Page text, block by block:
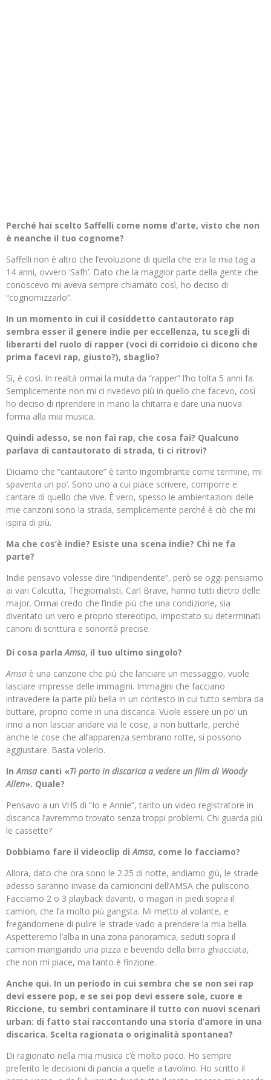
Perché hai scelto Saffelli come nome d’arte, visto che non
è neanche il tuo cognome?
Saffelli non è altro che l’evoluzione di quella che era la mia tag a
14 anni, ovvero ‘Safh’. Dato che la maggior parte della gente che
conoscevo mi aveva sempre chiamato così, ho deciso di
“cognomizzarlo”.
In un momento in cui il cosiddetto cantautorato rap
sembra esser il genere indie per eccellenza, tu scegli di
liberarti del ruolo di rapper (voci di corridoio ci dicono che
prima facevi rap, giusto?), sbaglio?
Sì, è così. In realtà ormai la muta da “rapper” l’ho tolta 5 anni fa.
Semplicemente non mi ci rivedevo più in quello che facevo, così
ho deciso di riprendere in mano la chitarra e dare una nuova
forma alla mia musica.
Quindi adesso, se non fai rap, che cosa fai? Qualcuno
parlava di cantautorato di strada, ti ci ritrovi?
Diciamo che “cantautore” è tanto ingombrante come termine, mi
spaventa un po’. Sono uno a cui piace scrivere, comporre e
cantare di quello che vive. È vero, spesso le ambientazioni delle
mie canzoni sono la strada, semplicemente perché è ciò che mi
ispira di più.
Ma che cos’è indie? Esiste una scena indie? Chi ne fa
parte?
Indie pensavo volesse dire “indipendente”, però se oggi pensiamo
ai vari Calcutta, Thegiornalisti, Carl Brave, hanno tutti dietro delle
major. Ormai credo che l’indie più che una condizione, sia
diventato un vero e proprio stereotipo, impostato su determinati
canoni di scrittura e sonorità precise.
Di cosa parlaAmsa, il tuo ultimo singolo?
Amsa è una canzone che più che lanciare un messaggio, vuole
lasciare impresse delle immagini. Immagini che facciano
intravedere la parte più bella in un contesto in cui tutto sembra da
buttare, proprio come in una discarica. Vuole essere un po’ un
inno a non lasciar andare via le cose, a non buttarle, perché
anche le cose che all’apparenza sembrano rotte, si possono
aggiustare. Basta volerlo.
InAmsa canti «Ti porto in discarica a vedere un film di Woody
Allen». Quale?
Pensavo a un VHS di “Io e Annie”, tanto un video registratore in
discarica l’avremmo trovato senza troppi problemi. Chi guarda più
le cassette?
Dobbiamo fare il videoclip diAmsa, come lo facciamo?
Allora, dato che ora sono le 2.25 di notte, andiamo giù, le strade
adesso saranno invase da camioncini dell’AMSA che puliscono.
Facciamo 2 o 3 playback davanti, o magari in piedi sopra il
camion, che fa molto più gangsta. Mi metto al volante, e
fregandomene di pulire le strade vado a prendere la mia bella.
Aspetteremo l’alba in una zona panoramica, seduti sopra il
camion mangiando una pizza e bevendo della birra ghiacciata,
che non mi piace, ma tanto è finzione.
Anche qui. In un periodo in cui sembra che se non sei rap
devi essere pop, e se sei pop devi essere sole, cuore e
Riccione, tu sembri contaminare il tutto con nuovi scenari
urban: di fatto stai raccontando una storia d’amore in una
discarica. Scelta ragionata o originalità spontanea?
Di ragionato nella mia musica c’è molto poco. Ho sempre
preferito le decisioni di pancia a quelle a tavolino. Ho scritto il